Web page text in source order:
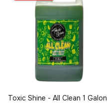
Toxic Shine - All Clean 1 Galon